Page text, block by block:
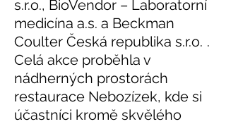
s.r.o., BioVendor – Laboratorní
medicína a.s. a Beckman
Coulter Česká republika s.r.o. .
Celá akce proběhla v
nádherných prostorách
restaurace Nebozízek, kde si
účastníci kromě skvělého